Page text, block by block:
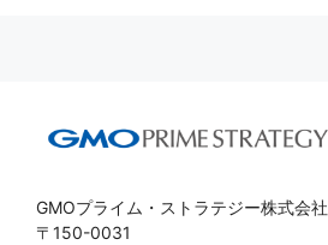
GMOプライム・ストラテジー株式会社
〒150-0031